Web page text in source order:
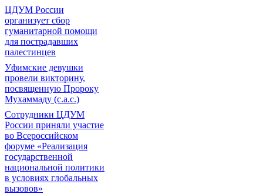
ЦДУМ России
организует сбор
гуманитарной помощи
для пострадавших
палестинцев
Уфимские девушки
провели викторину,
посвященную Пророку
Мухаммаду (с.а.с.)
Сотрудники ЦДУМ
России приняли участие
во Всероссийском
форуме «Реализация
государственной
национальной политики
в условиях глобальных
вызовов»